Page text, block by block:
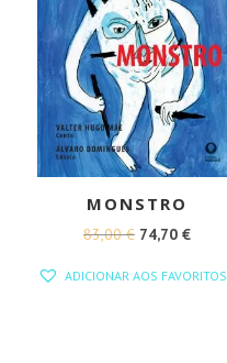
MONSTRO
83,00€ O
74,70 €O
ADICIONAR AOS FAVORITOS